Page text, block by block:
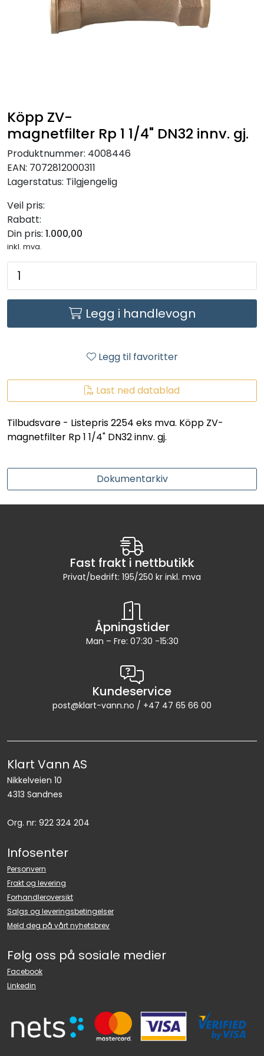
Köpp ZV-
magnetfilter Rp 1 1/4" DN32 innv. gj.
Produktnummer: 4008446
EAN: 7072812000311
Lagerstatus: Tilgjengelig
Veil pris:
Rabatt:
Din pris: 1.000,00
inkl. mva.
Legg i handlevogn
Legg til favoritter
Last ned datablad
Tilbudsvare - Listepris 2254 eks mva. Köpp ZV-
magnetfilter Rp 1 1/4" DN32 innv. gj.
Dokumentarkiv
Fast frakt i nettbutikk
Privat/bedrift: 195/250 kr inkl. mva
Åpningstider
Man – Fre: 07:30 -15:30
Kundeservice
post@klart-vann.no / +47 47 65 66 00
Klart Vann AS
Nikkelveien 10
4313 Sandnes
Org. nr: 922 324 204
Infosenter
Personvern
Frakt og levering
Forhandleroversikt
Salgs og leveringsbetingelser
Meld deg på vårt nyhetsbrev
Følg oss på sosiale medier
Facebook
Linkedin
HUS OG HYTTE
ANALYSEVERKTØY
KJEMIKALIER
FILTERMEDIA
VARMEANLEGG
LEGIONELLA
DIFFUSOR
Marked
Aktuelt
Om oss